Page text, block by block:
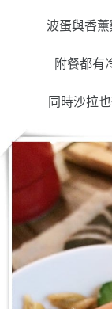
波蛋與香
附餐都有
同時沙拉